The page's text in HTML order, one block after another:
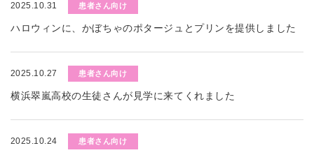
2025.10.31 患者さん向け
ハロウィンに、かぼちゃのポタージュとプリンを提供しました
2025.10.27 患者さん向け
横浜翠嵐高校の生徒さんが見学に来てくれました
2025.10.24 患者さん向け